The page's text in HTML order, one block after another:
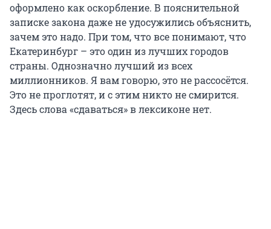
оформлено как оскорбление. В пояснительной
записке закона даже не удосужились объяснить,
зачем это надо. При том, что все понимают, что
Екатеринбург – это один из лучших городов
страны. Однозначно лучший из всех
миллионников. Я вам говорю, это не рассосётся.
Это не проглотят, и с этим никто не смирится.
Здесь слова «сдаваться» в лексиконе нет.